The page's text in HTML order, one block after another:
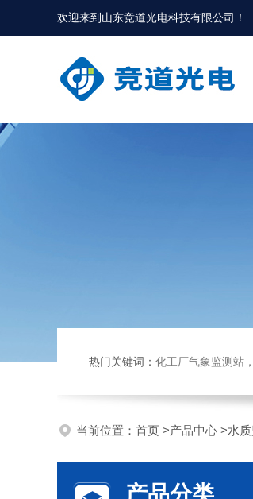
欢迎来到 山东竞道光电科技有限公司 ！
热门关键词： 化工厂气象监测站，
当前位置： 首页 >产品中心 >水
产品分类